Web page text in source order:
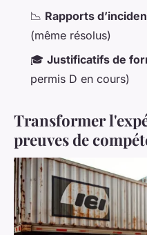
📉 Rapports
(même résolus)
🎓 Justificatifs de
permis D en cours)
Transformer
preuves de